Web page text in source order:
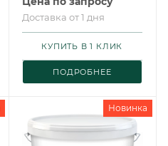
Штрайхпутц
Доставка от 1 дня
ПОДРОБНЕЕ
КУПИТЬ В 1 КЛИК
Новинка